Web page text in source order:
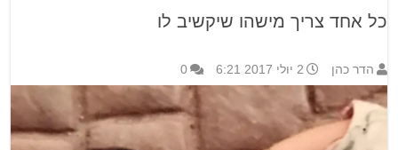
כל אחד צריך מישהו שיקשיב לו
הדר כהן 2 יולי 2017 6:21 0